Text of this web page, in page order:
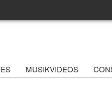
MUSIKVIDEOS